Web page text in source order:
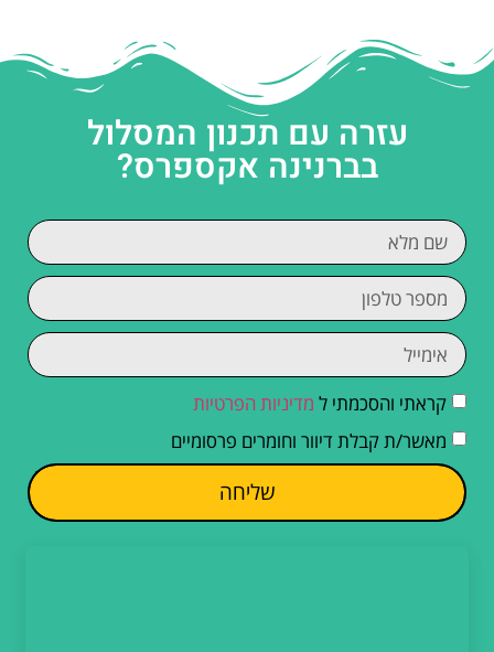
עזרה עם תכנון המסלול
בברנינה אקספרס?
קראתי והסכמתי ל מדיניות הפרטיות
מאשר/ת קבלת דיוור וחומרים פרסומיים
שליחה